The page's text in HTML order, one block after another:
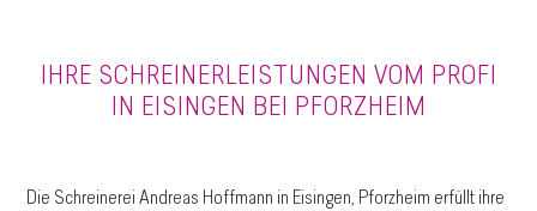
IHRE SCHREINERLEISTUNGEN VOM PROFI
IN EISINGEN BEI PFORZHEIM
Die Schreinerei Andreas Hoffmann in Eisingen, Pforzheim erfüllt ihre